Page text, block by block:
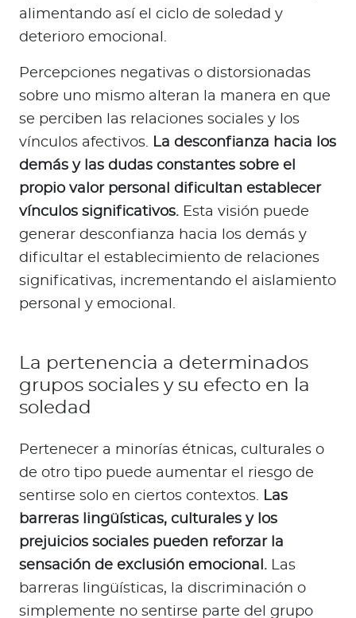
alimentando así el ciclo de soledad y
deterioro emocional.
Percepciones negativas o distorsionadas
sobre uno mismo alteran la manera en que
se perciben las relaciones sociales y los
vínculos afectivos. La desconfianza hacia los
demás y las dudas constantes sobre el
propio valor personal dificultan establecer
vínculos significativos. Esta visión puede
generar desconfianza hacia los demás y
dificultar el establecimiento de relaciones
significativas, incrementando el aislamiento
personal y emocional.
La pertenencia a determinados
grupos sociales y su efecto en la
soledad
Pertenecer a minorías étnicas, culturales o
de otro tipo puede aumentar el riesgo de
sentirse solo en ciertos contextos. Las
barreras lingüísticas, culturales y los
prejuicios sociales pueden reforzar la
sensación de exclusión emocional. Las
barreras lingüísticas, la discriminación o
simplemente no sentirse parte del grupo